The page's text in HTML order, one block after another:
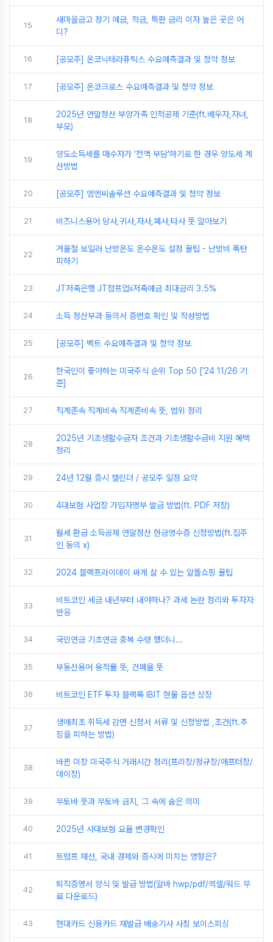
15
새마을금고 정기 예금, 적금, 특판 금리 이자 높은 곳은 어
디?
16 [공모주] 온코닉테라퓨틱스 수요예측결과 및 청약 정보
17 [공모주] 온코크로스 수요예측결과 및 청약 정보
18
2025년 연말정산 부양가족 인적공제 기준(ft.배우자,자녀,
부모)
19
양도소득세를 매수자가 '전액 부담'하기로 한 경우 양도세 계
산방법
20 [공모주] 엠엔씨솔루션 수요예측결과 및 청약 정보
21 비즈니스용어 당사,귀사,자사,폐사,타사 뜻 알아보기
22
겨울철 보일러 난방온도 온수온도 설정 꿀팁 - 난방비 폭탄
피하기
23 JT저축은행 JT점프업ii저축예금 최대금리 3.5%
24 소득 정산부과 동의서 증번호 확인 및 작성방법
25 [공모주] 벡트 수요예측결과 및 청약 정보
26
한국인이 좋아하는 미국주식 순위 Top 50 ['24 11/26 기
준]
27 직계존속 직계비속 직계존비속 뜻, 범위 정리
28
2025년 기초생활수급자 조건과 기초생활수급비 지원 혜택
정리
29 24년 12월 증시 캘린더 / 공모주 일정 요약
30 4대보험 사업장 가입자명부 발급 방법(ft. PDF 저장)
31
월세 환급 소득공제 연말정산 현금영수증 신청방법(ft.집주
인 동의 x)
32 2024 블랙프라이데이 싸게 살 수 있는 알뜰쇼핑 꿀팁
33
비트코인 세금 내년부터 내야하나? 과세 논란 정리와 투자자
반응
34 국민연금 기초연금 중복 수령 했더니...
35 부동산용어 용적률 뜻, 건폐율 뜻
36 비트코인 ETF 투자 블랙록 IBIT 현물 옵션 상장
37
생애최초 취득세 감면 신청서 서류 및 신청방법 ,조건(ft.추
징을 피하는 방법)
38
바뀐 미장 미국주식 거래시간 정리(프리장/정규장/애프터장/
데이장)
39 무토바 뜻과 무토바 금지, 그 속에 숨은 의미
40 2025년 사대보험 요율 변경확인
41 트럼프 재선, 국내 경제와 증시에 미치는 영향은?
42
퇴직증명서 양식 및 발급 방법(알바 hwp/pdf/엑셀/워드 무
료 다운로드)
43 현대카드 신용카드 재발급 배송기사 사칭 보이스피싱